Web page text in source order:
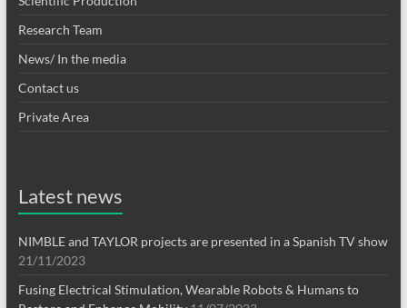
Research Team
News/ In the media
Contact us
Private Area
Latest news
NIMBLE and TAYLOR projects are presented in a Spanish TV show
21/11/2023
Fusing Electrical Stimulation, Wearable Robots & Humans to